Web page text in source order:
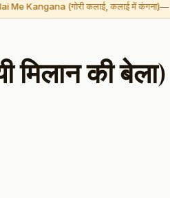
Kangana (गोरी कलाई, कलाई में कंगना)—
की बेला)